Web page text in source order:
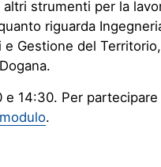
strumenti per la
riguarda
e Gestione del
e 14:30. Per partecipare
.